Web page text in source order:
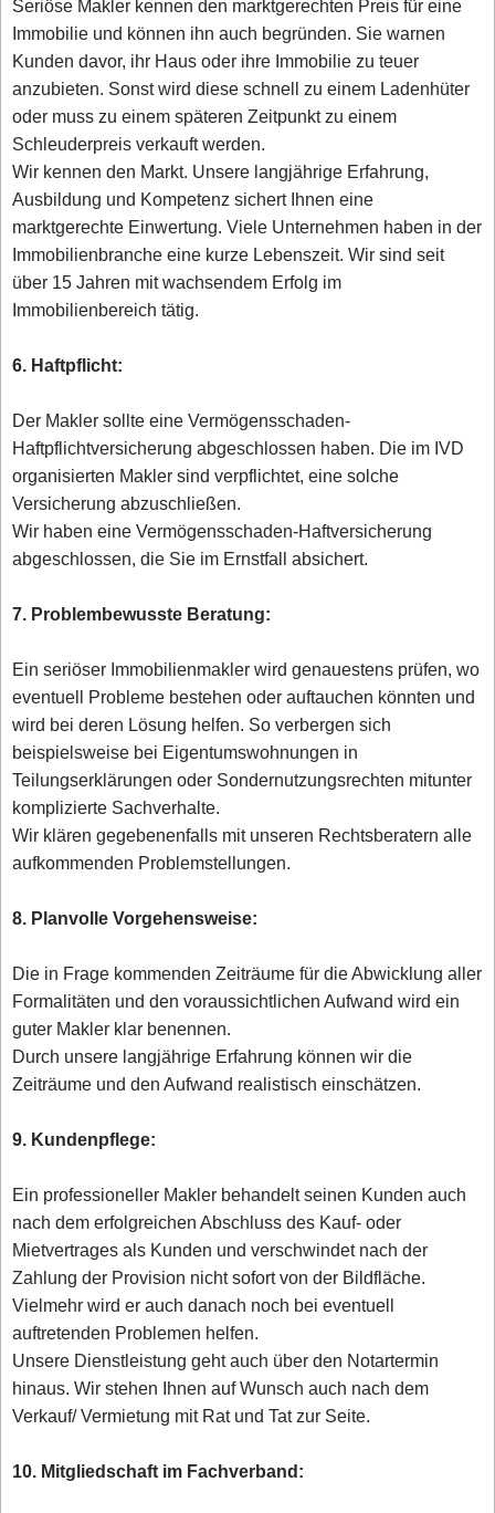
Seriöse Makler kennen den marktgerechten Preis für eine
Immobilie und können ihn auch begründen. Sie warnen
Kunden davor, ihr Haus oder ihre Immobilie zu teuer
anzubieten. Sonst wird diese schnell zu einem Ladenhüter
oder muss zu einem späteren Zeitpunkt zu einem
Schleuderpreis verkauft werden.
Wir kennen den Markt. Unsere langjährige Erfahrung,
Ausbildung und Kompetenz sichert Ihnen eine
marktgerechte Einwertung. Viele Unternehmen haben in der
Immobilienbranche eine kurze Lebenszeit. Wir sind seit
über 15 Jahren mit wachsendem Erfolg im
Immobilienbereich tätig.
6. Haftpflicht:
Der Makler sollte eine Vermögensschaden-
Haftpflichtversicherung abgeschlossen haben. Die im IVD
organisierten Makler sind verpflichtet, eine solche
Versicherung abzuschließen.
Wir haben eine Vermögensschaden-Haftversicherung
abgeschlossen, die Sie im Ernstfall absichert.
7. Problembewusste Beratung:
Ein seriöser Immobilienmakler wird genauestens prüfen, wo
eventuell Probleme bestehen oder auftauchen könnten und
wird bei deren Lösung helfen. So verbergen sich
beispielsweise bei Eigentumswohnungen in
Teilungserklärungen oder Sondernutzungsrechten mitunter
komplizierte Sachverhalte.
Wir klären gegebenenfalls mit unseren Rechtsberatern alle
aufkommenden Problemstellungen.
8. Planvolle Vorgehensweise:
Die in Frage kommenden Zeiträume für die Abwicklung aller
Formalitäten und den voraussichtlichen Aufwand wird ein
guter Makler klar benennen.
Durch unsere langjährige Erfahrung können wir die
Zeiträume und den Aufwand realistisch einschätzen.
9. Kundenpflege:
Ein professioneller Makler behandelt seinen Kunden auch
nach dem erfolgreichen Abschluss des Kauf- oder
Mietvertrages als Kunden und verschwindet nach der
Zahlung der Provision nicht sofort von der Bildfläche.
Vielmehr wird er auch danach noch bei eventuell
auftretenden Problemen helfen.
Unsere Dienstleistung geht auch über den Notartermin
hinaus. Wir stehen Ihnen auf Wunsch auch nach dem
Verkauf/ Vermietung mit Rat und Tat zur Seite.
10. Mitgliedschaft im Fachverband: